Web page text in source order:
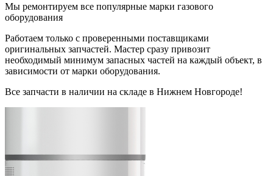
Мы ремонтируем все популярные марки газового
оборудования
Работаем только с проверенными поставщиками
оригинальных запчастей. Мастер сразу привозит
необходимый минимум запасных частей на каждый объект, в
зависимости от марки оборудования.
Все запчасти в наличии на складе в Нижнем Новгороде!